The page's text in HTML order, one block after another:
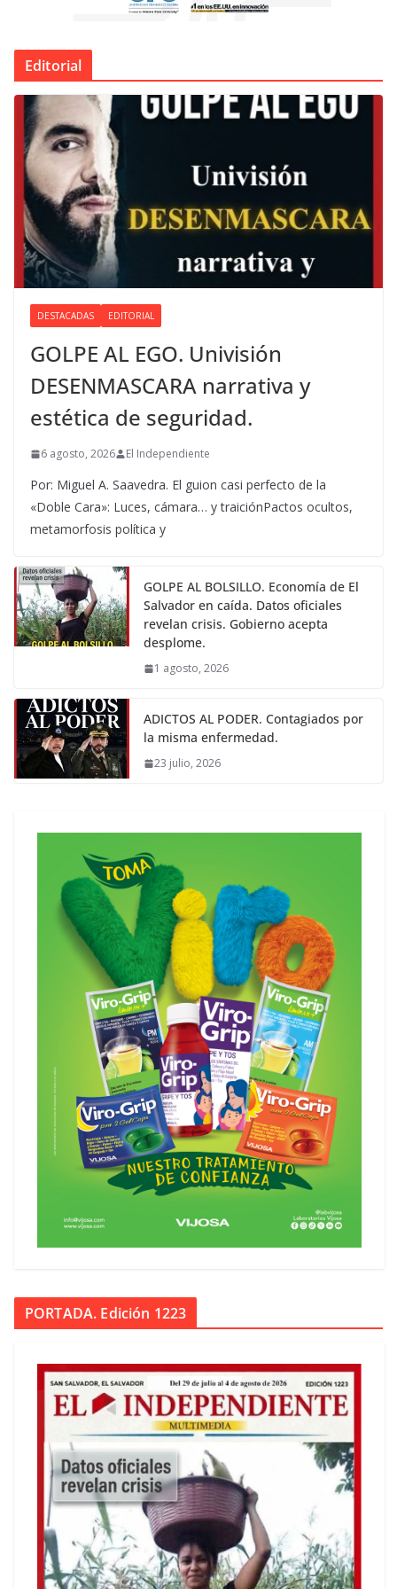
Editorial
DESTACADAS EDITORIAL
GOLPE AL EGO. Univisión
DESENMASCARA narrativa y
estética de seguridad.
6 agosto, 2026 El Independiente
Por: Miguel A. Saavedra. El guion casi perfecto de la
«Doble Cara»: Luces, cámara… y traiciónPactos ocultos,
metamorfosis política y
GOLPE AL BOLSILLO. Economía de El
Salvador en caída. Datos oficiales
revelan crisis. Gobierno acepta
desplome.
1 agosto, 2026
ADICTOS AL PODER. Contagiados por
la misma enfermedad.
23 julio, 2026
PORTADA. Edición 1223